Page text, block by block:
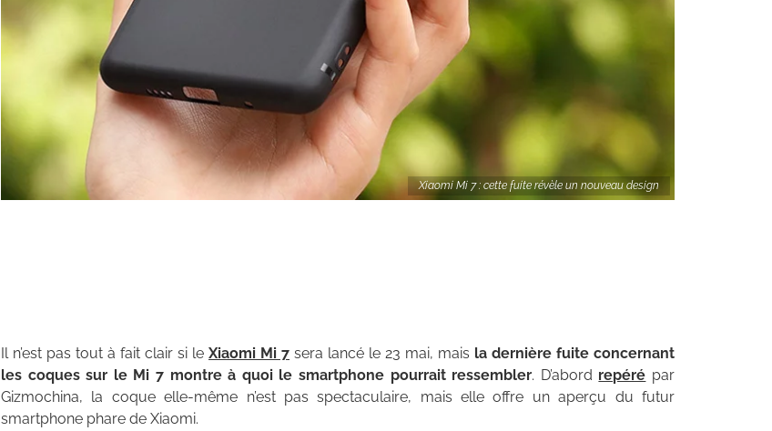
Xiaomi Mi 7 : cette fuite révèle un nouveau design
Il n’est pas tout à fait clair si le Xiaomi Mi 7 sera lancé le 23 mai, mais la dernière fuite concernant
les coques sur le Mi 7 montre à quoi le smartphone pourrait ressembler. D’abord repéré par
Gizmochina, la coque elle-même n’est pas spectaculaire, mais elle offre un aperçu du futur
smartphone phare de Xiaomi.